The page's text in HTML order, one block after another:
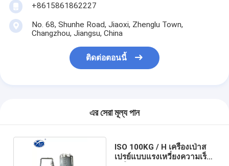
+8615861862227
No. 68, Shunhe Road, Jiaoxi, Zhenglu Town,
Changzhou, Jiangsu, China
ติดต่อตอนนี้
এর সেরা মূল্য পান
ISO 100KG / H เครื่องเป่าส
เปรย์แบบแรงเหวี่ยงความเร็ว